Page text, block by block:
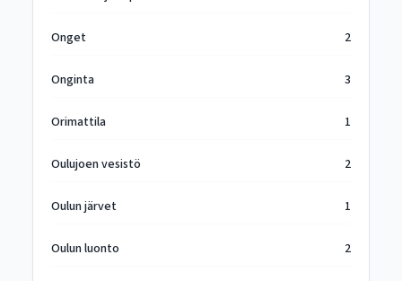
Onget 2
Onginta 3
Orimattila 1
Oulujoen vesistö 2
Oulun järvet 1
Oulun luonto 2